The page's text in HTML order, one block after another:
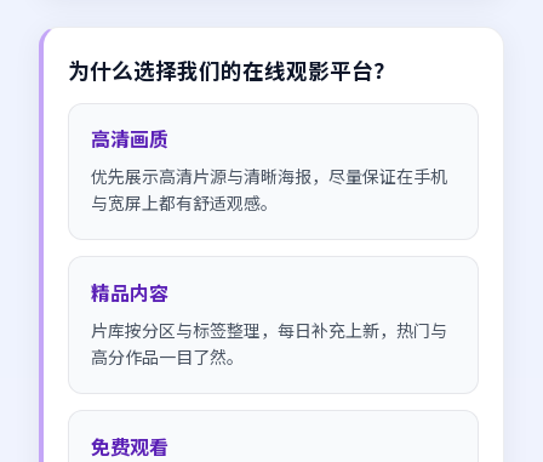
为什么选择我们的在线观影平台？
高清画质
优先展示高清片源与清晰海报，尽量保证在手机
与宽屏上都有舒适观感。
精品内容
片库按分区与标签整理，每日补充上新，热门与
高分作品一目了然。
免费观看